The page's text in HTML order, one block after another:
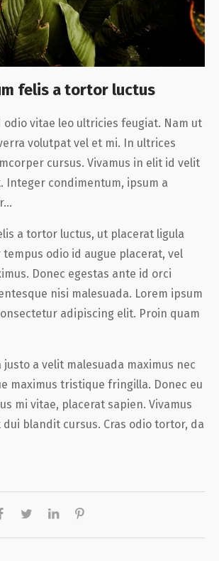
felis a tortor luctus
odio vitae leo ultricies feugiat. Nam ut
volutpat vel et mi. In ultrices
cursus. Vivamus in elit id velit
Integer condimentum, ipsum a
a tortor luctus, ut placerat ligula
odio id augue placerat, vel
Donec egestas ante id orci
nisi malesuada. Lorem ipsum
adipiscing elit. Proin quam
a velit malesuada maximus nec
maximus tristique fringilla. Donec eu
mi vitae, placerat sapien. Vivamus
dui blandit cursus. Cras odio tortor, da